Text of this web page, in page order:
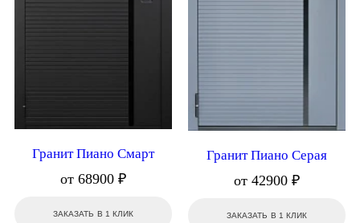
Гранит Пиано Смарт
от 68900 ₽
ЗАКАЗАТЬ В 1 КЛИК
Гранит Пиано Серая
от 42900 ₽
ЗАКАЗАТЬ В 1 КЛИК